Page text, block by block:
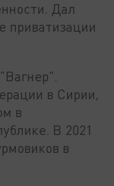
Дал
приватизации
в Сирии,
в
В 2021
в